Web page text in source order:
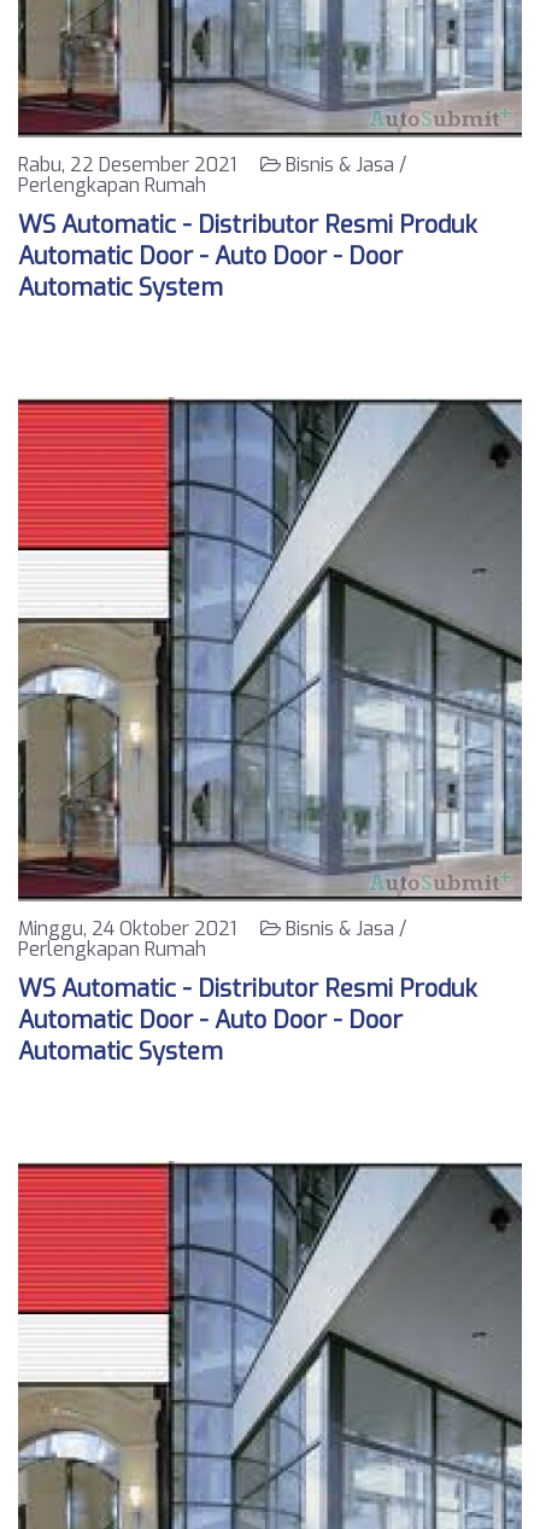
Rabu, 22 Desember 2021
Bisnis & Jasa /
Perlengkapan Rumah
WS Automatic - Distributor Resmi Produk
Automatic Door - Auto Door - Door
Automatic System
Minggu, 24 Oktober 2021
Bisnis & Jasa /
Perlengkapan Rumah
WS Automatic - Distributor Resmi Produk
Automatic Door - Auto Door - Door
Automatic System